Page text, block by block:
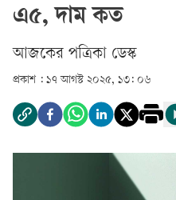
এ৫, দাম কত
আজকের পত্রিকা ডেস্ক­
প্রকাশ : ১৭ আগস্ট ২০২৫, ১৩: ০৬